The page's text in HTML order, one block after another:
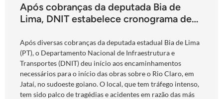
Após cobranças da deputada Bia de
Lima, DNIT estabelece cronograma de
Jataí
Após diversas cobranças da deputada estadual Bia de Lima
(PT), o Departamento Nacional de Infraestrutura e
Transportes (DNIT) deu início aos encaminhamentos
necessários para o início das obras sobre o Rio Claro, em
Jataí, no sudoeste goiano. O local, que tem tráfego intenso,
tem sido palco de tragédias e acidentes em razão das más